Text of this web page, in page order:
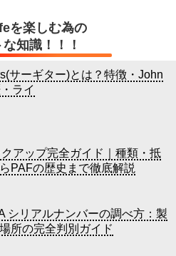
を楽しむ為の
知識！！！
サーギター)とは？特徴・John
ライ
アップ完全ガイド｜種類・抵
PAFの歴史まで徹底解説
シリアルナンバーの調べ方：製
所の完全判別ガイド